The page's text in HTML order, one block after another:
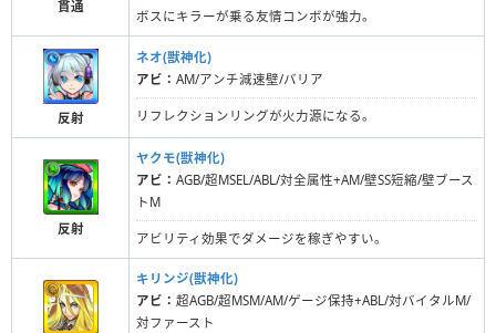
貫通
ボスにキラーが乗る友情コンボが強力。
反射
ネオ(獣神化)
アビ： AM/アンチ減速壁/バリア
リフレクションリングが火力源になる。
反射
ヤクモ(獣神化)
アビ： AGB/超MSEL/ABL/対全属性+AM/壁SS短縮/壁ブース
トM
アビリティ効果でダメージを稼ぎやすい。
キリンジ(獣神化)
アビ： 超AGB/超MSM/AM/ゲージ保持+ABL/対バイタルM/
対ファースト